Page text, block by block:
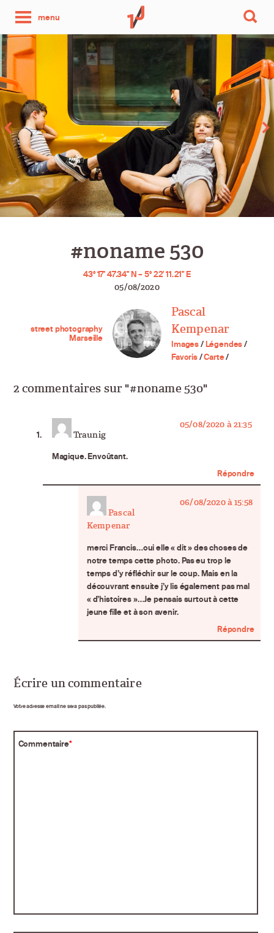
menu
photo
par
jour
#noname 530
43° 17' 47.34" N – 5° 22' 11.21" E
05/08/2020
street photography
Marseille
Pascal
Kempenar
Images/Légendes/
Favoris/Carte/
2 commentaires sur "#noname 530"
Traunig
05/08/2020 à 21:35
Magique. Envoûtant.
Répondre
Pascal
Kempenar
06/08/2020 à 15:58
merci Francis…oui elle « dit » des choses de
notre temps cette photo. Pas eu trop le
temps d’y réfléchir sur le coup. Mais en la
découvrant ensuite j’y lis également pas mal
« d’histoires »…Je pensais surtout à cette
jeune fille et à son avenir.
Répondre
Écrire un commentaire
Votre adresse email ne sera pas publiée.
Commentaire*